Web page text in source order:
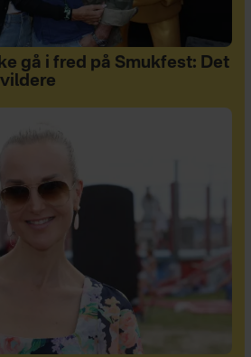
gå i fred på Smukfest: Det